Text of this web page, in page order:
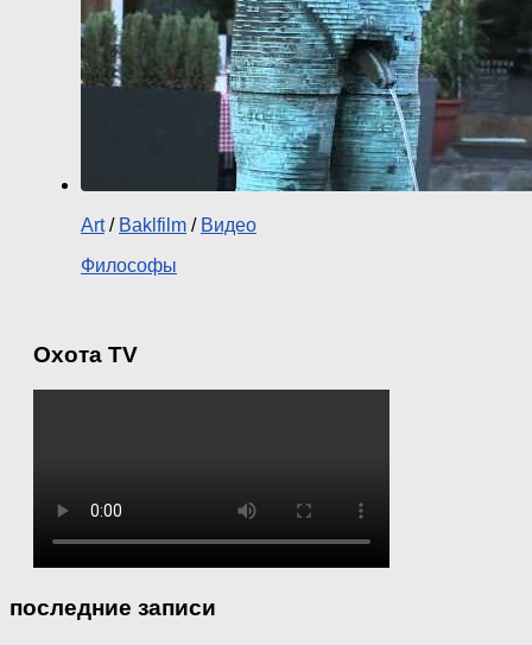
Art/ Baklfilm / Видео
Философы
Охота TV
последние записи